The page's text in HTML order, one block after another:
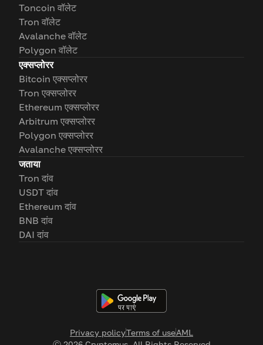
Privacy policyTerms of useAML
Toncoin वॉलेट
Tron वॉलेट
Avalanche वॉलेट
Polygon वॉलेट
एक्सप्लोरर
Bitcoin एक्सप्लोरर
Tron एक्सप्लोरर
Ethereum एक्सप्लोरर
Arbitrum एक्सप्लोरर
Polygon एक्सप्लोरर
Avalanche एक्सप्लोरर
जताया
Tron दांव
USDT दांव
Ethereum दांव
BNB दांव
DAI दांव